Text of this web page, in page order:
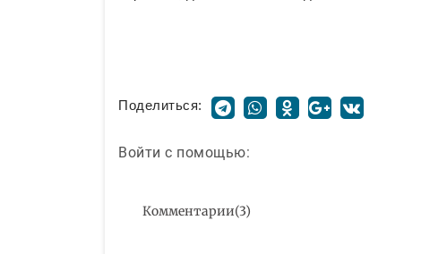
Поделиться:
Войти с помощью:
Комментарии(3)